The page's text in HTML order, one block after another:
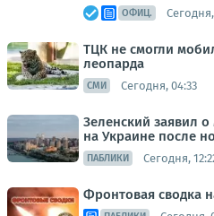
ОФИЦ. Сегодня,
ТЦК не смогли
леопарда
СМИ Сегодня, 04:33
Зеленский заявил
на Украине после
ПАБЛИКИ Сегодня,
Фронтовая сводка